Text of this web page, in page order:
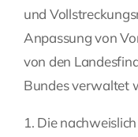
und
Anpassung von
von den
Bundes verwaltet
1. Die